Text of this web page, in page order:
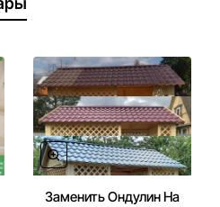
Заменить Ондулин На